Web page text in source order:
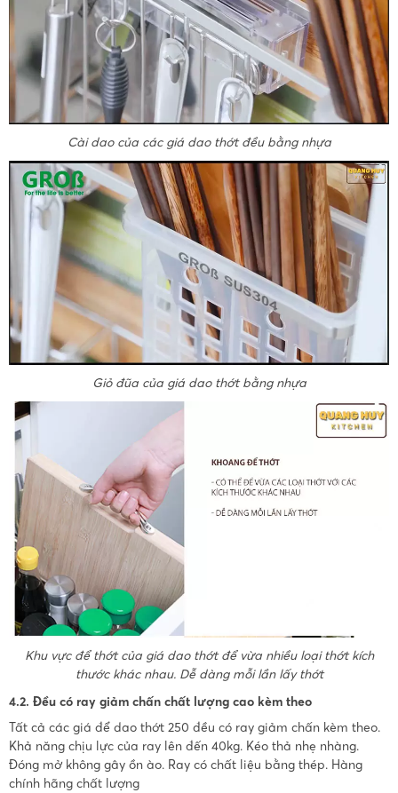
Cài dao của các giá dao thớt đều bằng nhựa
Giỏ đũa của giá dao thớt bằng nhựa
Khu vực để thớt của giá dao thớt để vừa nhiều loại thớt kích
thước khác nhau. Dễ dàng mỗi lần lấy thớt
4.2. Đều có ray giảm chấn chất lượng cao kèm theo
Tất cả các giá để dao thớt 250 đều có ray giảm chấn kèm theo.
Khả năng chịu lực của ray lên đến 40kg. Kéo thả nhẹ nhàng.
Đóng mở không gây ồn ào. Ray có chất liệu bằng thép. Hàng
chính hãng chất lượng